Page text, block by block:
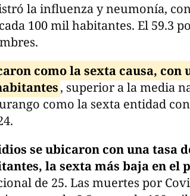
la influenza y neumonía,
100 mil habitantes. El 59.3
como la sexta causa, con
, superior a la media
como la sexta entidad
se ubicaron con una tasa
la sexta más baja en el
de 25. Las muertes por